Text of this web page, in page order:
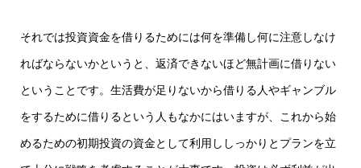
それでは投資資金を借りるためには何を準備し何に注意しなけ
ればならないかというと、返済できないほど無計画に借りない
ということです。生活費が足りないから借りる人やギャンブル
をするために借りるという人もなかにはいますが、これから始
めるための初期投資の資金として利用ししっかりとプランを立